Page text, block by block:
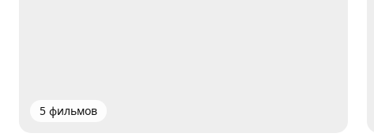
5 фильмов